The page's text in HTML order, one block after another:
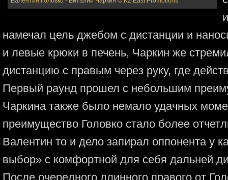
намечал цель джебом с дистанции и
и левые крюки в печень, Чаркин же
дистанцию с правым через руку, где
Первый раунд прошел с небольшим
Чаркина также было немало удачных
преимущество Головко стало более
Валентин то и дело запирал оппонента у
выбор» с комфортной для себя дальней
После очередного длинного правого от